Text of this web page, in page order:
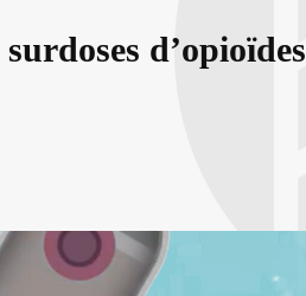
d’opioïdes